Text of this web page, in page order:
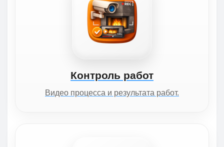
Контроль работ
Видео процесса и результата работ.